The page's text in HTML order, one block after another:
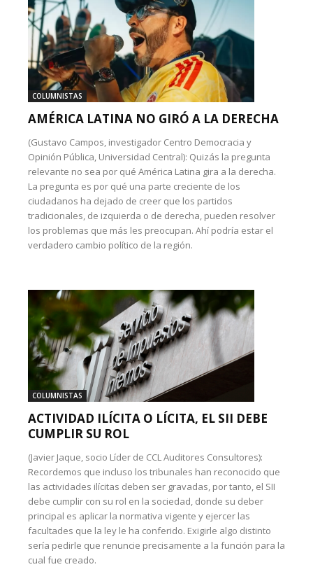
COLUMNISTAS
AMÉRICA LATINA NO GIRÓ A LA DERECHA
(Gustavo Campos, investigador Centro Democracia y
Opinión Pública, Universidad Central): Quizás la pregunta
relevante no sea por qué América Latina gira a la derecha.
La pregunta es por qué una parte creciente de los
ciudadanos ha dejado de creer que los partidos
tradicionales, de izquierda o de derecha, pueden resolver
los problemas que más les preocupan. Ahí podría estar el
verdadero cambio político de la región.
COLUMNISTAS
ACTIVIDAD ILÍCITA O LÍCITA, EL SII DEBE
CUMPLIR SU ROL
(Javier Jaque, socio Líder de CCL Auditores Consultores):
Recordemos que incluso los tribunales han reconocido que
las actividades ilícitas deben ser gravadas, por tanto, el SII
debe cumplir con su rol en la sociedad, donde su deber
principal es aplicar la normativa vigente y ejercer las
facultades que la ley le ha conferido. Exigirle algo distinto
sería pedirle que renuncie precisamente a la función para la
cual fue creado.